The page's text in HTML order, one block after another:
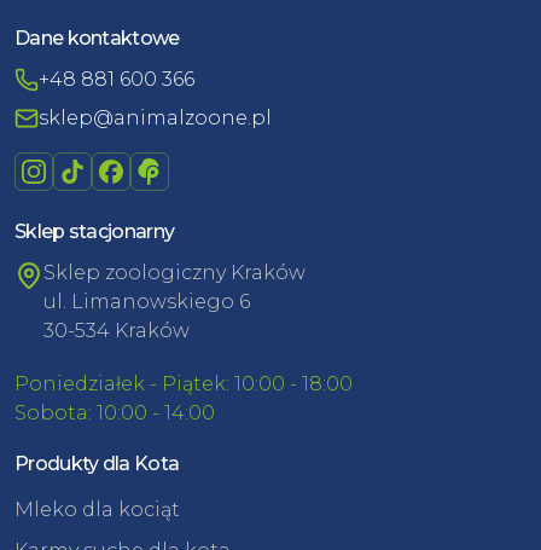
Dane kontaktowe
+48 881 600 366
sklep@animalzoone.pl
Sklep stacjonarny
Sklep zoologiczny Kraków
ul. Limanowskiego 6
30-534 Kraków
Poniedziałek - Piątek: 10:00 - 18:00
Sobota: 10:00 - 14:00
Produkty dla Kota
Mleko dla kociąt